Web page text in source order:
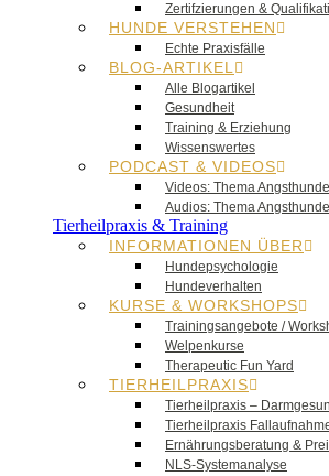
Zertifzierungen &
HUNDE VERSTEHEN
Echte Praxisfälle
BLOG-ARTIKEL
Alle Blogartikel
Gesundheit
Training & Erziehung
Wissenswertes
PODCAST & VIDEOS
Videos: Thema Angsthunde
Audios: Thema Angsthunde
Tierheilpraxis & Training
INFORMATIONEN ÜBER
Hundepsychologie
Hundeverhalten
KURSE & WORKSHOPS
Trainingsangebote /
Welpenkurse
Therapeutic Fun Yard
TIERHEILPRAXIS
Tierheilpraxis –
Tierheilpraxis
Ernährungsberatung &
NLS-Systemanalyse